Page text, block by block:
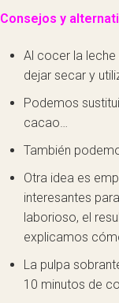
Consejos y
Al cocer la
dejar secar y
Podemos
cacao…
También
Otra idea es
interesantes
laborioso, el
explicamos
La pulpa
10 minutos de